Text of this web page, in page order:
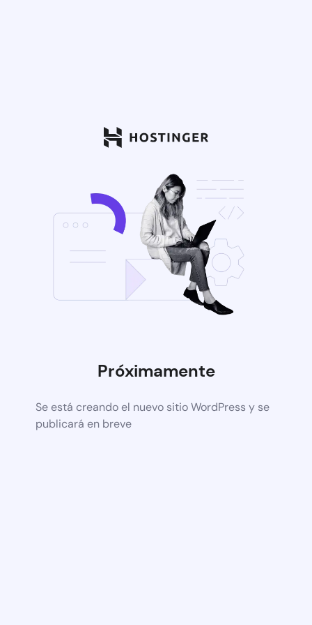
Próximamente
Se está creando el nuevo sitio WordPress y se
publicará en breve